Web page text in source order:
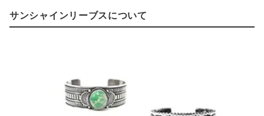
サンシャインリーブスについて